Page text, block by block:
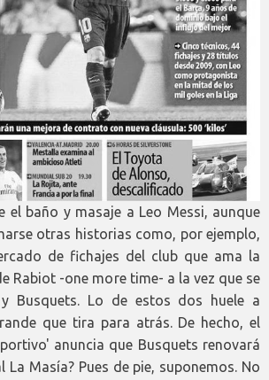
el baño y masaje a Leo Messi, aunque
otras historias como, por ejemplo,
de fichajes del club que ama la
Rabiot -one more time- a la vez que se
Busquets. Lo de estos dos huele a
que tira para atrás. De hecho, el
anuncia que Busquets renovará
La Masía? Pues de pie, suponemos. No